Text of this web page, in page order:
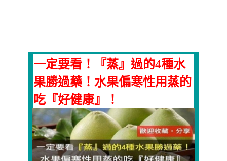
一定要看！『蒸』過的4種水
果勝過藥！水果偏寒性用蒸的
吃『好健康』！